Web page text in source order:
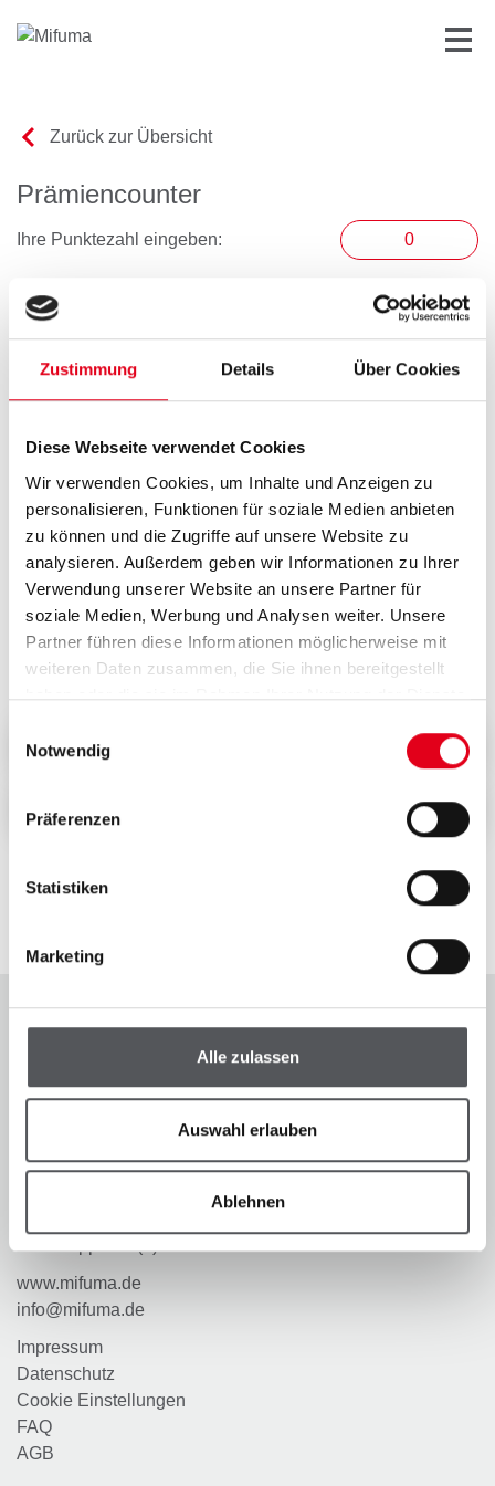
Zustimmung Details Über Cookies
Diese Webseite verwendet Cookies
Wir verwenden Cookies, um Inhalte und Anzeigen zu
personalisieren, Funktionen für soziale Medien anbieten
zu können und die Zugriffe auf unsere Website zu
analysieren. Außerdem geben wir Informationen zu Ihrer
Verwendung unserer Website an unsere Partner für
soziale Medien, Werbung und Analysen weiter. Unsere
Partner führen diese Informationen möglicherweise mit
weiteren Daten zusammen, die Sie ihnen bereitgestellt
haben oder die sie im Rahmen Ihrer Nutzung der Dienste
Notwendig
Präferenzen
Statistiken
Marketing
Alle zulassen
Auswahl erlauben
Ablehnen
Zurück zur Übersicht
Prämiencounter
Ihre Punktezahl eingeben:
Es befinden sich keine Prämien im Warenkorb
Spring-Schabracke
Spring-Schabracke für Pferde, atmungsaktiv und
schweißabsorbierend
+
German Français English
Mischfutter Werke Mannheim GmbH
Otto-Hahn-Straße 40
68169 Mannheim
www.mifuma.de
info@mifuma.de
Impressum
Datenschutz
Cookie Einstellungen
FAQ
AGB